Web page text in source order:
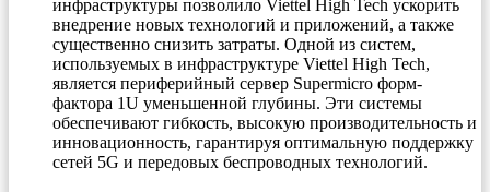
инфраструктуры позволило Viettel High Tech ускорить
внедрение новых технологий и приложений, а также
существенно снизить затраты. Одной из систем,
используемых в инфраструктуре Viettel High Tech,
является периферийный сервер Supermicro форм-
фактора 1U уменьшенной глубины. Эти системы
обеспечивают гибкость, высокую производительность и
инновационность, гарантируя оптимальную поддержку
сетей 5G и передовых беспроводных технологий.